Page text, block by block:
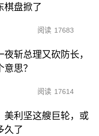
棋盘掀了
阅读 17683
夜斩总理又砍防长，
思？
阅读 17614
美利坚这艘巨轮，或
久了